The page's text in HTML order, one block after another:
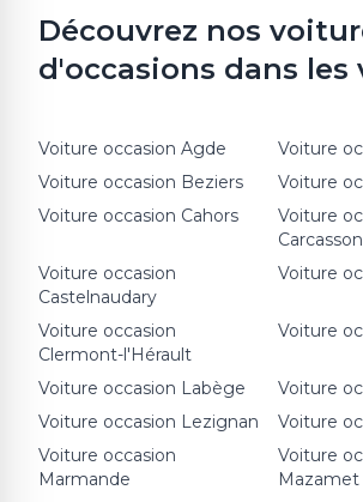
Découvrez nos
d'occasions dans les
Voiture occasion Agde Voiture
Voiture occasion Beziers Voiture
Voiture occasion Cahors
Voiture
Voiture occasion
Castelnaudary
Voiture
Voiture occasion
Clermont-l'Hérault
Voiture
Voiture occasion Labège Voiture
Voiture occasion Lezignan Voiture
Voiture occasion
Marmande
Voiture
Mazamet